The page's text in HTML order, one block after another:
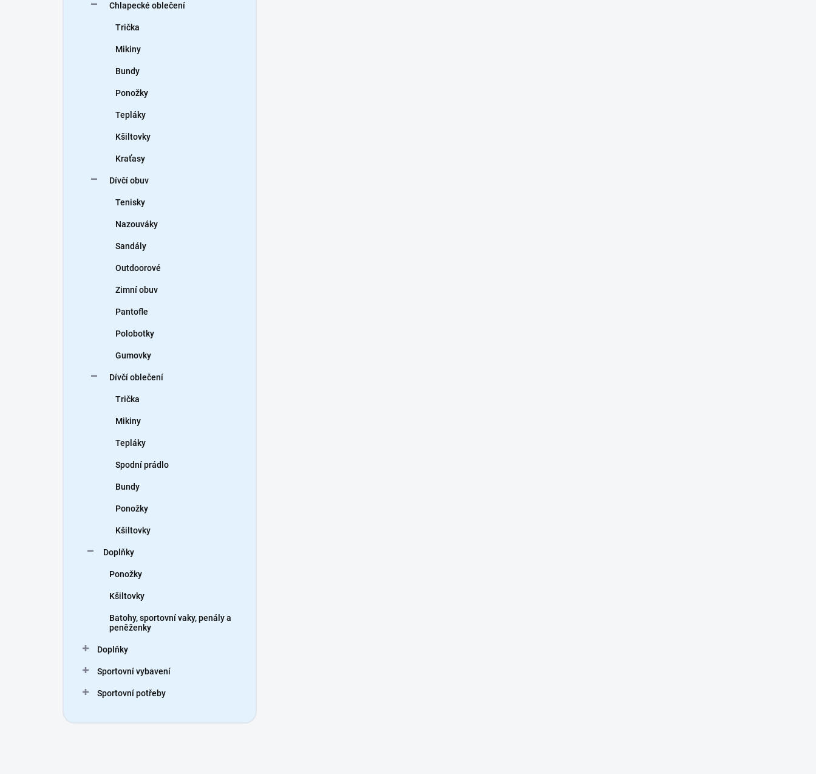
Chlapecké oblečení
Trička
Mikiny
Bundy
Ponožky
Tepláky
Kšiltovky
Kraťasy
Dívčí obuv
Tenisky
Nazouváky
Sandály
Outdoorové
Zimní obuv
Pantofle
Polobotky
Gumovky
Dívčí oblečení
Trička
Mikiny
Tepláky
Spodní prádlo
Bundy
Ponožky
Kšiltovky
Doplňky
Ponožky
Kšiltovky
Batohy, sportovní vaky, penály a
peněženky
Doplňky
Sportovní vybavení
Sportovní potřeby